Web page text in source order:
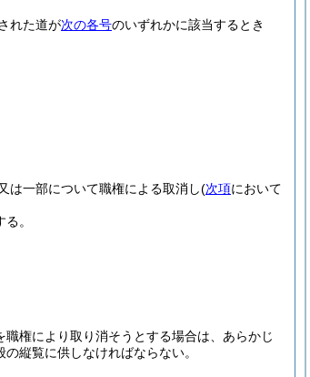
れた道が次の各号のいずれかに該当するとき
は一部について職権による取消し(次項において
。
職権により取り消そうとする場合は、あらかじ
縦覧に供しなければならない。